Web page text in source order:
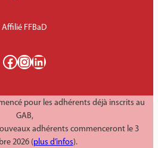
Affilié FFBaD
Facebook InstagramLinkedIn
pour les adhérents déjà inscrits au
GAB,
adhérents commenceront le 3
2026 (plus d’infos).